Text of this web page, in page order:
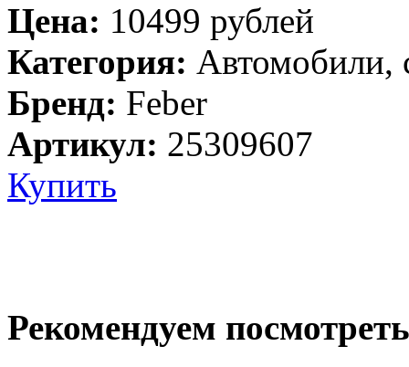
Цена: 10499 рублей
Категория: Автомобили,
Бренд: Feber
Артикул: 25309607
Купить
Рекомендуем